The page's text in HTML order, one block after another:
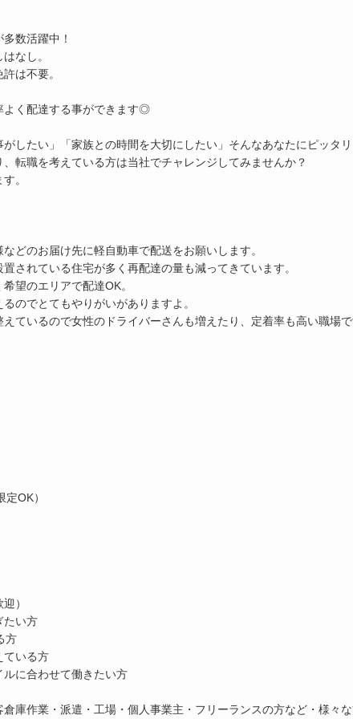
数活躍中！
なし。
は不要。
よく配達する事ができます◎
がしたい」「家族との時間を大切にしたい」そんなあなたにピッタ
、転職を考えている方は当社でチャレンジしてみませんか？
。
どのお届け先に軽自動車で配送をお願いします。
されている住宅が多く再配達の量も減ってきています。
望のエリアで配達OK。
のでとてもやりがいがありますよ。
ているので女性のドライバーさんも増えたり、定着率も高い職場
OK）
）
たい方
方
ている方
ルに合わせて働きたい方
庫作業・派遣・工場・個人事業主・フリーランスの方など・様々